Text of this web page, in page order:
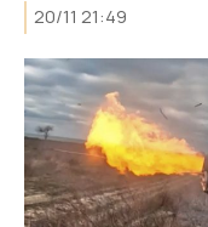
20/11 21:49